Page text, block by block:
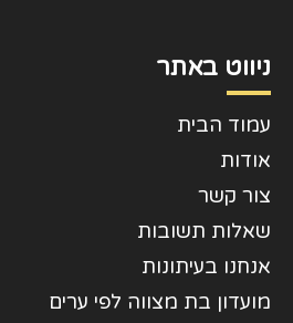
ניווט באתר
עמוד הבית
אודות
צור קשר
שאלות תשובות
אנחנו בעיתונות
מועדון בת מצווה לפי ערים